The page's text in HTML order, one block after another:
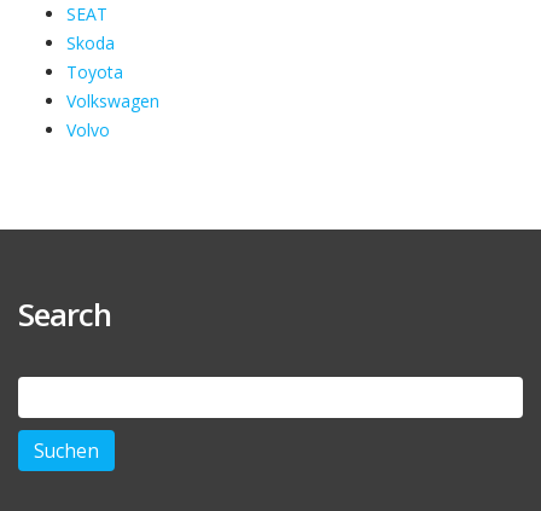
SEAT
Skoda
Toyota
Volkswagen
Volvo
Search
Suchen
nach: